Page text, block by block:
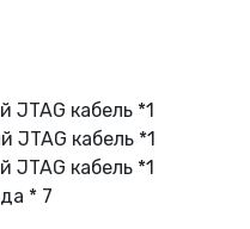
JTAG кабель *1
JTAG кабель *1
JTAG кабель *1
* 7